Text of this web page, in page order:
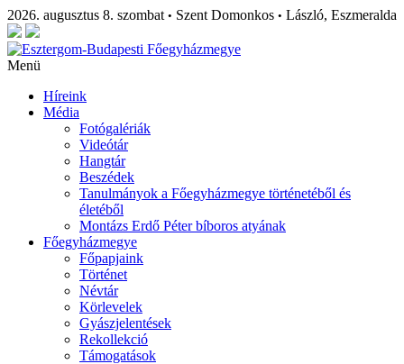
2026. augusztus 8. szombat • Szent Domonkos • László, Eszmeralda
Menü
Híreink
Média
Fotógalériák
Videótár
Hangtár
Beszédek
Tanulmányok a Főegyházmegye történetéből és
életéből
Montázs Erdő Péter bíboros atyának
Főegyházmegye
Főpapjaink
Történet
Névtár
Körlevelek
Gyászjelentések
Rekollekció
Támogatások